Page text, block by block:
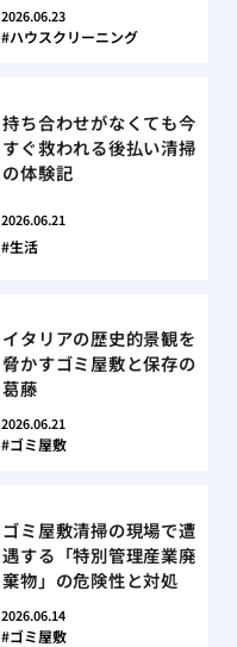
2026.06.23
ハウスクリーニング
持ち合わせがなくても今
すぐ救われる後払い清掃
の体験記
2026.06.21
生活
イタリアの歴史的景観を
脅かすゴミ屋敷と保存の
葛藤
2026.06.21
ゴミ屋敷
ゴミ屋敷清掃の現場で遭
遇する「特別管理産業廃
棄物」の危険性と対処
2026.06.14
ゴミ屋敷